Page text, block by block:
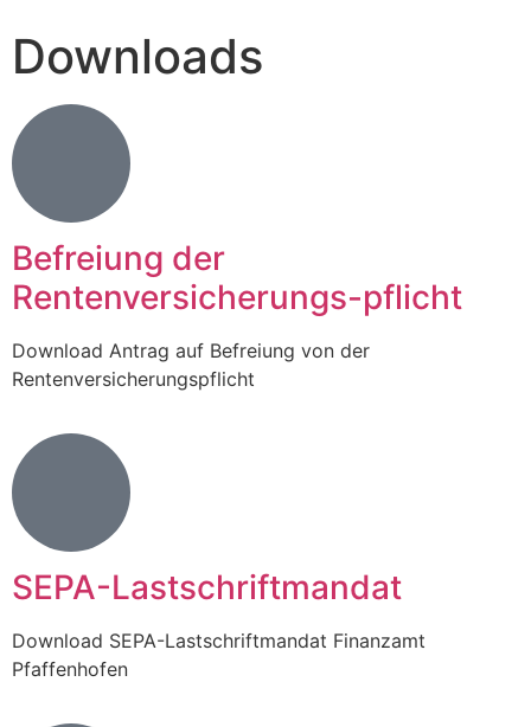
Downloads
Befreiung der
Rentenversicherungs-pflicht
Download Antrag auf Befreiung von der
Rentenversicherungspflicht
SEPA-Lastschriftmandat
Download SEPA-Lastschriftmandat Finanzamt
Pfaffenhofen